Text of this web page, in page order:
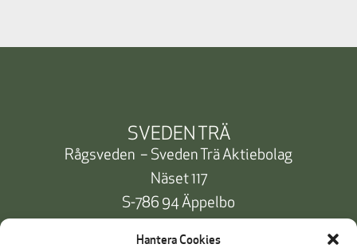
Hantera Cookies
SVEDEN TRÄ
Rågsveden – Sveden Trä Aktiebolag
Näset 117
S-786 94 Äppelbo